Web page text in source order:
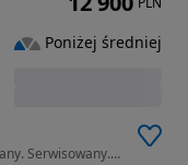
1796 cm3 • 140 KM • GTC. 1.8 Benzyna. Zadbany. Serwisowany. Sprowadzony z Niemiec.
Poniżej średniej